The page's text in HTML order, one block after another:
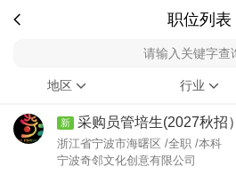
职位列表
地区 行业
新 采购员管培生(2027秋招）
浙江省宁波市海曙区 /全职 /本科
宁波奇邻文化创意有限公司